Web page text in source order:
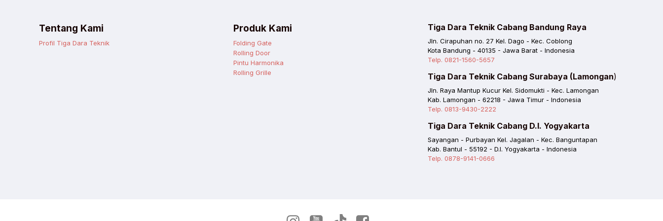
Tentang Kami
Profil Tiga Dara Teknik
Produk Kami
Folding Gate
Rolling Door
Pintu Harmonika
Rolling Grille
Tiga Dara Teknik Cabang Bandung Raya
Jln. Cirapuhan no. 27 Kel. Dago - Kec. Coblong
Kota Bandung - 40135 - Jawa Barat - Indonesia
Telp. 0821-1560-5657
Tiga Dara Teknik Cabang Surabaya (Lamongan)
Jln. Raya Mantup Kucur Kel. Sidomukti - Kec. Lamongan
Kab. Lamongan - 62218 - Jawa Timur - Indonesia
Telp. 0813-9430-2222
Tiga Dara Teknik Cabang D.I. Yogyakarta
Sayangan - Purbayan Kel. Jagalan - Kec. Banguntapan
Kab. Bantul - 55192 - D.I. Yogyakarta - Indonesia
Telp. 0878-9141-0666